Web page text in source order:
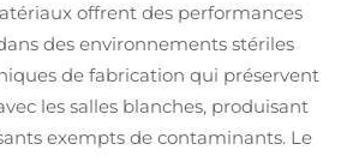
offrent des performances
des environnements stériles
de fabrication qui préservent
les salles blanches, produisant
exempts de contaminants. Le